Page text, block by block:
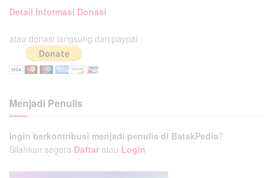
Detail Informasi Donasi
atau donasi langsung dari paypal :
Menjadi Penulis
Ingin berkontribusi menjadi penulis di BatakPedia?
Silahkan segera Daftar atau Login